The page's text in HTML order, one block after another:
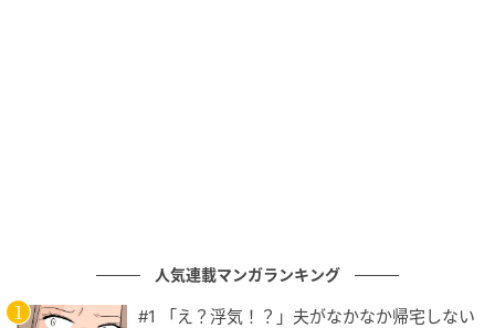
トの創造的、技術的、スタイル的な革新のファセット
をテーマごとに紹介する構成になっている。
人気連載マンガランキング
#1 「え？浮気！？」夫がなかなか帰宅しない